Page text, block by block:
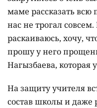
маме рассказать всю
нас не трогал
раскаиваюсь, хочу,
прошу у него
Нагызбаева, которая
На защиту учителя
состав школы и даже